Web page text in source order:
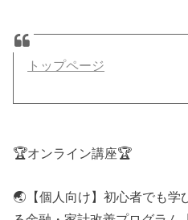
トップページ
🏆オンライン講座🏆
🌏【個人向け】初心者でも学